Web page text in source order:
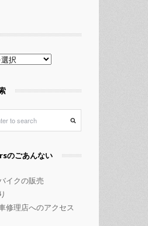
のごあんない
イクの販売
修理店へのアクセス